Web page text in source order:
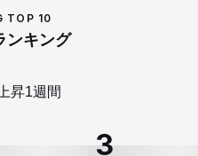
TOP 10
ンキング
昇1週間